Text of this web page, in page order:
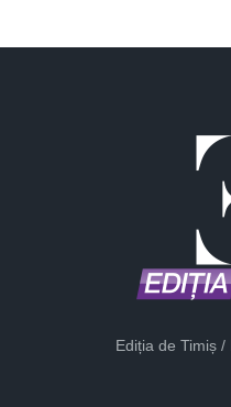
Ediția de Timiș